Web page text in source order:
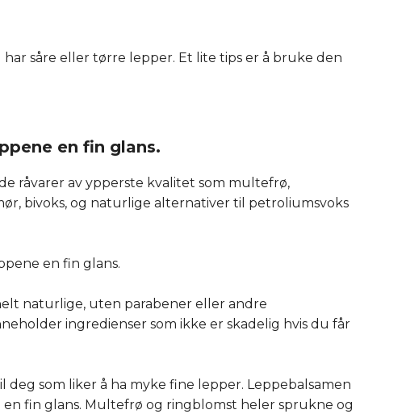
såre eller tørre lepper. Et lite tips er å bruke den
en fin glans.
råvarer av ypperste kvalitet som multefrø,
bivoks, og naturlige alternativer til petroliumsvoks
en fin glans.
naturlige, uten parabener eller andre
ingredienser som ikke er skadelig hvis du får
som liker å ha myke fine lepper. Leppebalsamen
fin glans. Multefrø og ringblomst heler sprukne og